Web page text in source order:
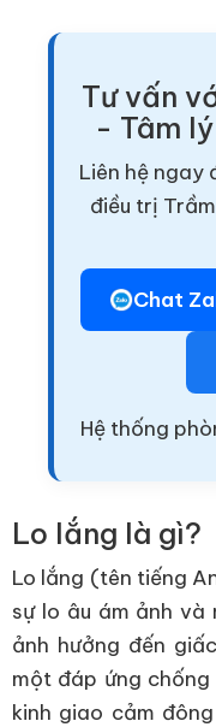
Tư vấn
- Tâm
Liên hệ ngay
điều trị
Chat
Hệ thống
Lo lắng là gì?
Lo lắng (tên tiếng
sự lo âu ám ảnh
ảnh hưởng đến
một đáp ứng
kinh giao cảm